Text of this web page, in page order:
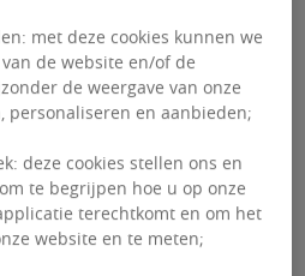
DEWAEL
MIJ
met deze cookies kunnen we
de website en/of de
de weergave van onze
personaliseren en aanbieden;
deze cookies stellen ons en
te begrijpen hoe u op onze
terechtkomt en om het
website en te meten;